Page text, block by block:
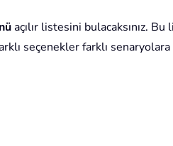
açılır listesini bulacaksınız.
seçenekler farklı senaryolara